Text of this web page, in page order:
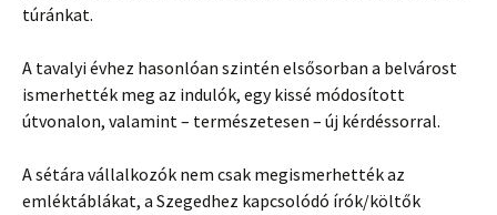
túránkat.
A tavalyi évhez hasonlóan szintén elsősorban a belvárost
ismerhették meg az indulók, egy kissé módosított
útvonalon, valamint – természetesen – új kérdéssorral.
A sétára vállalkozók nem csak megismerhették az
emléktáblákat, a Szegedhez kapcsolódó írók/költők